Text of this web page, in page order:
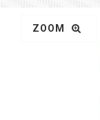
ZOOM